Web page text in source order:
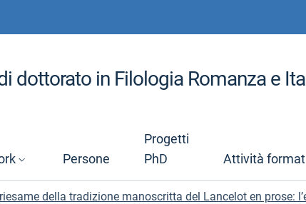
dottorato in Filologia Romanza e
Persone
Progetti
PhD
Attività
della tradizione manoscritta del Lancelot en prose: